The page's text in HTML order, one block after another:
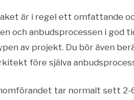
är i regel ett omfattande
och anbudsprocessen i
av projekt. Du bör även
före själva
tar normalt sett